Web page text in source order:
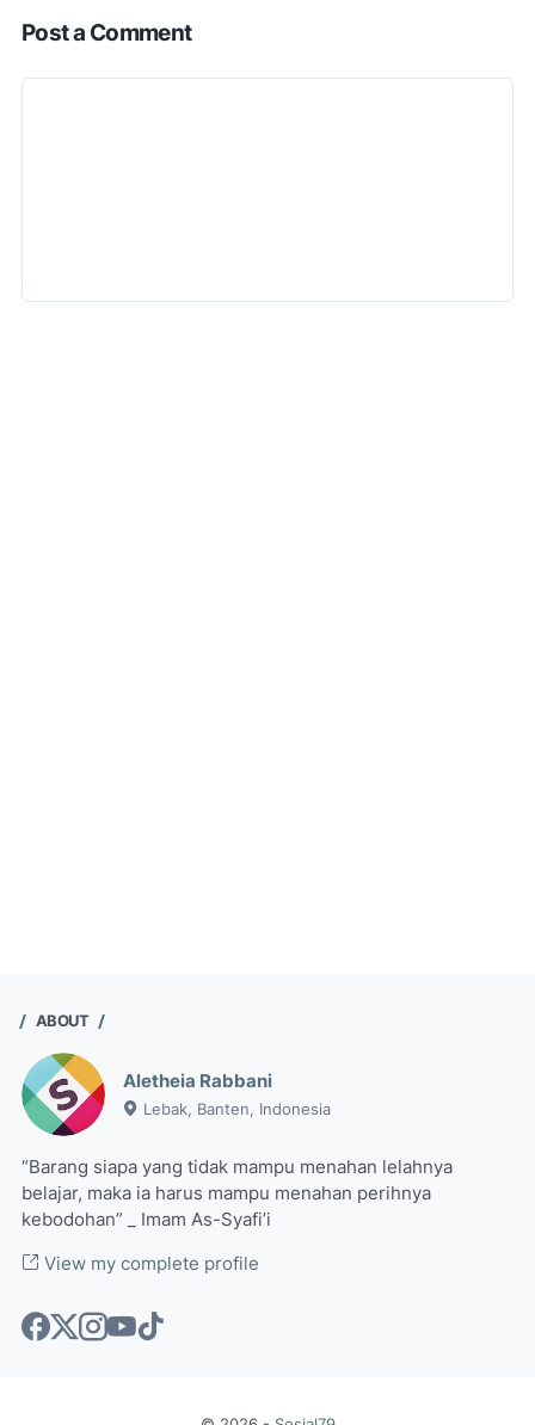
Post a Comment
ABOUT
Aletheia Rabbani
Lebak, Banten, Indonesia
“Barang siapa yang tidak mampu menahan lelahnya
belajar, maka ia harus mampu menahan perihnya
kebodohan” _ Imam As-Syafi’i
View my complete profile